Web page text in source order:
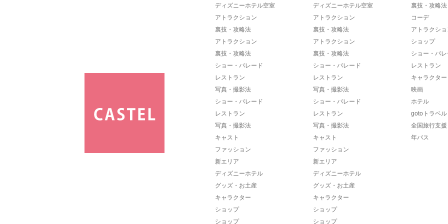
ディズニーホテル空室
アトラクション
裏技・攻略法
アトラクション
裏技・攻略法
ショー・パレード
レストラン
写真・撮影法
ショー・パレード
レストラン
写真・撮影法
キャスト
ファッション
新エリア
ディズニーホテル
グッズ・お土産
キャラクター
ショップ
ショップ
ディズニーホテル空室
アトラクション
裏技・攻略法
アトラクション
裏技・攻略法
ショー・パレード
レストラン
写真・撮影法
ショー・パレード
レストラン
写真・撮影法
キャスト
ファッション
新エリア
ディズニーホテル
グッズ・お土産
キャラクター
ショップ
ショップ
裏技・攻略法
コーデ
アトラクショ
ショップ
ショー・パレ
レストラン
キャラクター
映画
ホテル
gotoトラベル
全国旅行支援
年パス